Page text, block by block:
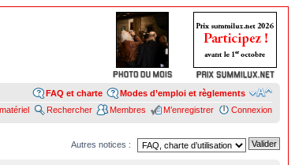
Modes d’emploi et règlements
FAQ et charte
Connexion
M’enregistrer
Membres
Rechercher
Autres notices :